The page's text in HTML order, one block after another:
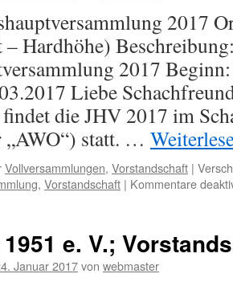
2017
– Hardhöhe)
2017
Liebe
die JHV 2017 im
„AWO“) statt. …
Vollversammlungen, Vorstandschaft |
, Vorstandschaft | Kommentare
e. V.;
Januar 2017von webmaster